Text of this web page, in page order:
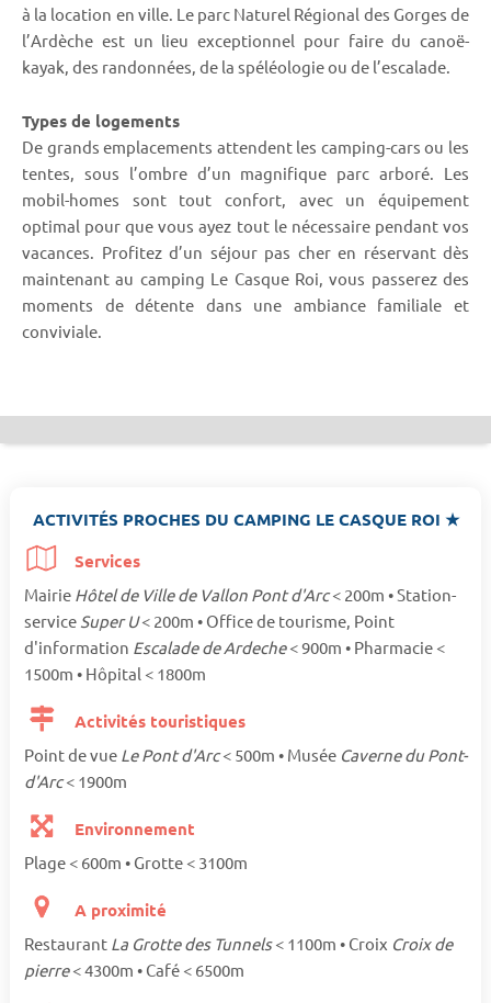
à la location en ville. Le parc Naturel Régional des Gorges de
l’Ardèche est un lieu exceptionnel pour faire du canoë-
kayak, des randonnées, de la spéléologie ou de l’escalade.
Types de logements
De grands emplacements attendent les camping-cars ou les
tentes, sous l’ombre d’un magnifique parc arboré. Les
mobil-homes sont tout confort, avec un équipement
optimal pour que vous ayez tout le nécessaire pendant vos
vacances. Profitez d’un séjour pas cher en réservant dès
maintenant au camping Le Casque Roi, vous passerez des
moments de détente dans une ambiance familiale et
conviviale.
ACTIVITÉS PROCHES DU CAMPING LE CASQUE ROI ★
Services
Mairie Hôtel de Ville de Vallon Pont d'Arc< 200m • Station-
service Super U< 200m • Office de tourisme, Point
d'information Escalade de Ardeche< 900m • Pharmacie <
1500m • Hôpital < 1800m
Activités touristiques
Point de vue Le Pont d'Arc< 500m • Musée Caverne du Pont-
d'Arc< 1900m
Environnement
Plage < 600m • Grotte < 3100m
A proximité
Restaurant La Grotte des Tunnels< 1100m • Croix Croix de
pierre< 4300m • Café < 6500m